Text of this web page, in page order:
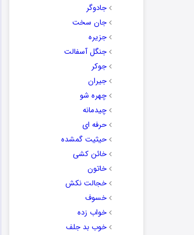
جادوگر
جان سخت
جزیره
جنگل آسفالت
جوکر
جیران
چهره شو
چیدمانه
حرفه ای
حیثیت گمشده
خائن کشی
خاتون
خجالت نکش
خسوف
خواب زده
خوب بد جلف